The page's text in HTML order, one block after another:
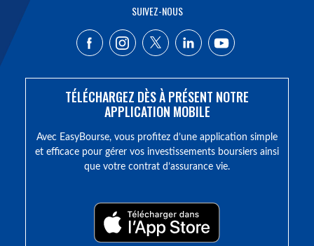
SUIVEZ-NOUS
TÉLÉCHARGEZ DÈS À PRÉSENT NOTRE
APPLICATION MOBILE
Avec EasyBourse, vous profitez d’une application simple
et efficace pour gérer vos investissements boursiers ainsi
que votre contrat d’assurance vie.